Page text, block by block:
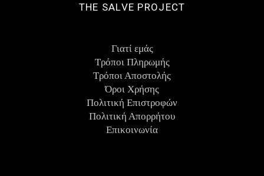
THE SALVE PROJECT
Γιατί εμάς
Τρόποι Πληρωμής
Τρόποι Αποστολής
Όροι Χρήσης
Πολιτική Επιστροφών
Πολιτική Απορρήτου
Eπικοινωνία